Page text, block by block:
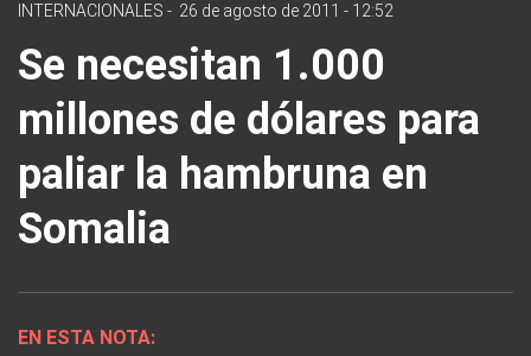
INTERNACIONALES - 26 de agosto de 2011 - 12:52
Se necesitan 1.000
millones de dólares para
paliar la hambruna en
Somalia
EN ESTA NOTA: